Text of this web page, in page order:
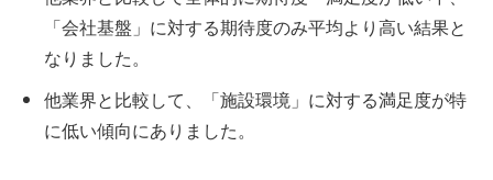
「会社基盤」に対する期待度のみ平均より高い結果と
なりました。
他業界と比較して、「施設環境」に対する満足度が特
に低い傾向にありました。